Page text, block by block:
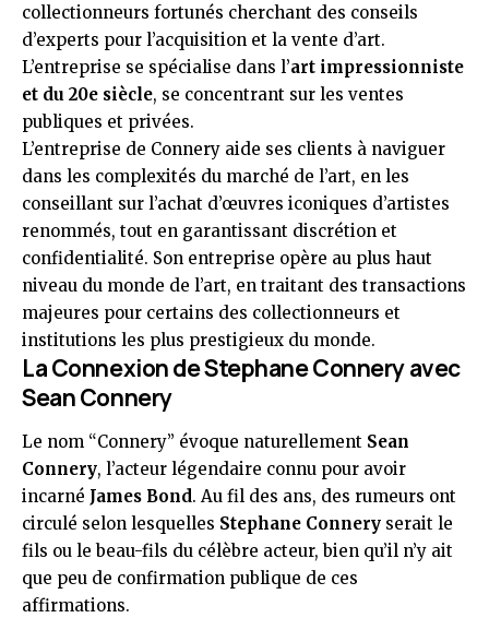
collectionneurs fortunés cherchant des conseils
d’experts pour l’acquisition et la vente d’art.
L’entreprise se spécialise dans l’art impressionniste
et du 20e siècle, se concentrant sur les ventes
publiques et privées.
L’entreprise de Connery aide ses clients à naviguer
dans les complexités du marché de l’art, en les
conseillant sur l’achat d’œuvres iconiques d’artistes
renommés, tout en garantissant discrétion et
confidentialité. Son entreprise opère au plus haut
niveau du monde de l’art, en traitant des transactions
majeures pour certains des collectionneurs et
institutions les plus prestigieux du monde.
La Connexion de Stephane Connery avec
Sean Connery
Le nom “Connery” évoque naturellement Sean
Connery, l’acteur légendaire connu pour avoir
incarné James Bond. Au fil des ans, des rumeurs ont
circulé selon lesquelles Stephane Connery serait le
fils ou le beau-fils du célèbre acteur, bien qu’il n’y ait
que peu de confirmation publique de ces
affirmations.